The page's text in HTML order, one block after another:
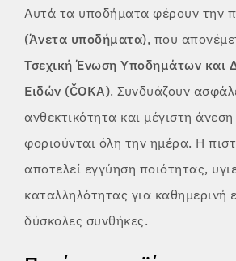
Αυτά τα υποδήματα φέρουν την
(Άνετα υποδήματα), που
Τσεχική Ένωση Υποδημάτων και
Ειδών (ČOKA). Συνδυάζουν
ανθεκτικότητα και μέγιστη
φοριούνται όλη την ημέρα. Η
αποτελεί εγγύηση ποιότητας,
καταλληλότητας για καθημερινή
δύσκολες συνθήκες.